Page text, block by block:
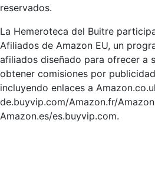
reservados.
La Hemeroteca del Buitre
Afiliados de Amazon EU, un
afiliados diseñado para ofrecer a
obtener comisiones por
incluyendo enlaces a
de.buyvip.com/Amazon.fr/
Amazon.es/es.buyvip.com.